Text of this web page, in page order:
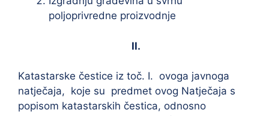
poljoprivredne proizvodnje
II.
Katastarske čestice iz toč. I. ovoga javnoga
natječaja, koje su predmet ovog Natječaja s
popisom katastarskih čestica, odnosno